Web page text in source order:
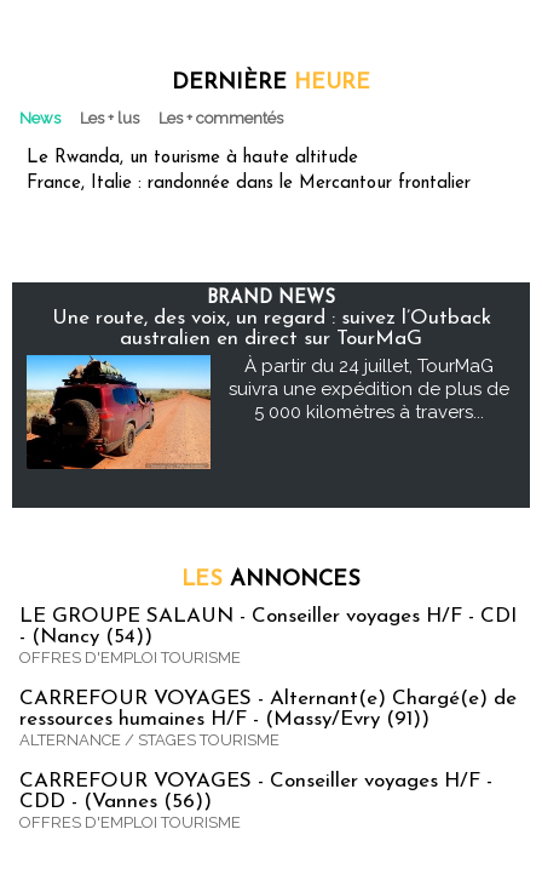
DERNIÈRE HEURE
News Les + lus Les + commentés
Le Rwanda, un tourisme à haute altitude
France, Italie : randonnée dans le Mercantour frontalier
BRAND NEWS
Une route, des voix, un regard : suivez l’Outback
australien en direct sur TourMaG
À partir du 24 juillet, TourMaG
suivra une expédition de plus de
5 000 kilomètres à travers...
LES ANNONCES
LE GROUPE SALAUN - Conseiller voyages H/F - CDI
- (Nancy (54))
OFFRES D'EMPLOI TOURISME
CARREFOUR VOYAGES - Alternant(e) Chargé(e) de
ressources humaines H/F - (Massy/Evry (91))
ALTERNANCE / STAGES TOURISME
CARREFOUR VOYAGES - Conseiller voyages H/F -
CDD - (Vannes (56))
OFFRES D'EMPLOI TOURISME